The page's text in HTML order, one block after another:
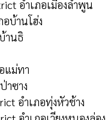
อำเภอเมืองลำพูน
บ้านโฮ่ง
านธิ
แม่ทา
าซาง
อำเภอทุ่งหัวช้าง